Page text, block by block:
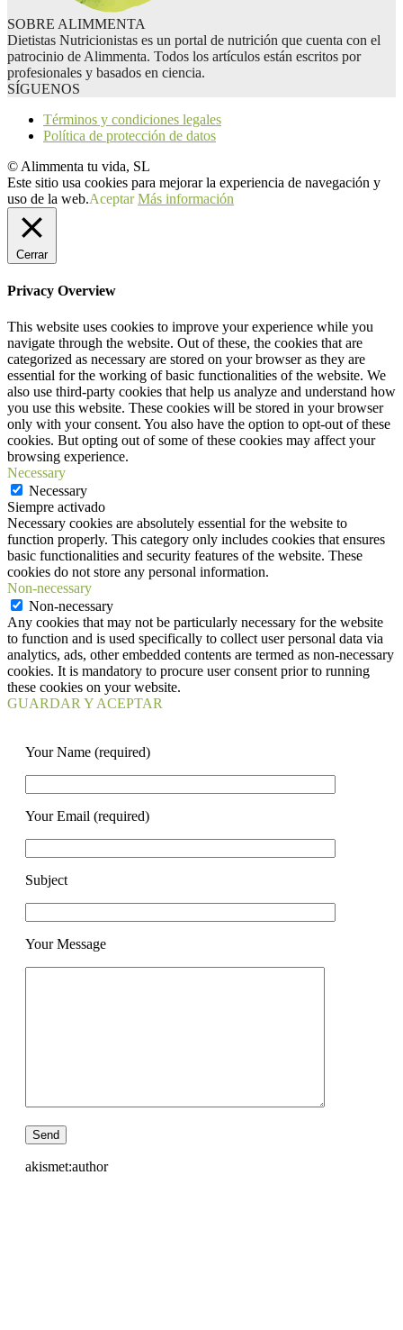
SOBRE ALIMMENTA
Dietistas Nutricionistas es un portal de nutrición que cuenta con el
patrocinio de Alimmenta. Todos los artículos están escritos por
profesionales y basados en ciencia.
SÍGUENOS
Términos y condiciones legales
Política de protección de datos
© Alimmenta tu vida, SL
Este sitio usa cookies para mejorar la experiencia de navegación y
uso de la web.Aceptar Más información
Cerrar
Privacy Overview
This website uses cookies to improve your experience while you
navigate through the website. Out of these, the cookies that are
categorized as necessary are stored on your browser as they are
essential for the working of basic functionalities of the website. We
also use third-party cookies that help us analyze and understand how
you use this website. These cookies will be stored in your browser
only with your consent. You also have the option to opt-out of these
cookies. But opting out of some of these cookies may affect your
browsing experience.
Necessary
Necessary
Siempre activado
Necessary cookies are absolutely essential for the website to
function properly. This category only includes cookies that ensures
basic functionalities and security features of the website. These
cookies do not store any personal information.
Non-necessary
Non-necessary
Any cookies that may not be particularly necessary for the website
to function and is used specifically to collect user personal data via
analytics, ads, other embedded contents are termed as non-necessary
cookies. It is mandatory to procure user consent prior to running
these cookies on your website.
GUARDAR Y ACEPTAR
Your Name (required)
Your Email (required)
Subject
Your Message
akismet:author